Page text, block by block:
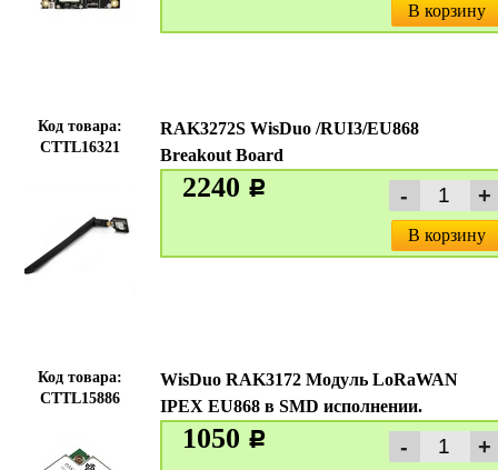
В корзину
Код товара:
CTTL16321
RAK3272S WisDuo /RUI3/EU868
Breakout Board
2240 c
В корзину
Код товара:
CTTL15886
WisDuo RAK3172 Модуль LoRaWAN
IPEX EU868 в SMD исполнении.
1050 c